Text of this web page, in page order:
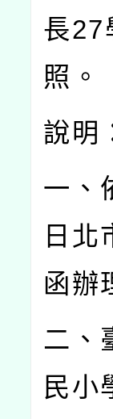
長27
照。
說明
一、
日北
函辦
二、
民小